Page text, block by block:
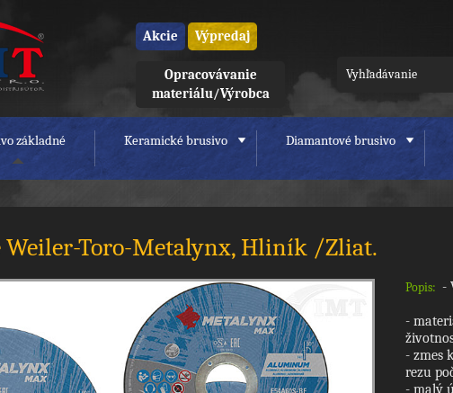
Akcie Výpredaj
Opracovávanie
materiálu/Výrobca
základné Keramické brusivo Diamantové brusivo
Weiler-Toro-Metalynx, Hliník /Zliat.
Popis: -
-
- zmes
rezu
- malý